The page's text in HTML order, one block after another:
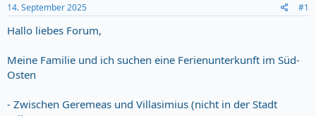
e
r
14. September 2025 #1
Hallo liebes Forum,
Meine Familie und ich suchen eine Ferienunterkunft im Süd-
Osten
- Zwischen Geremeas und Villasimius (nicht in der Stadt